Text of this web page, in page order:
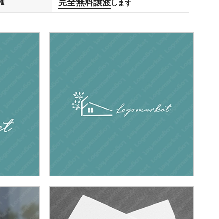
します